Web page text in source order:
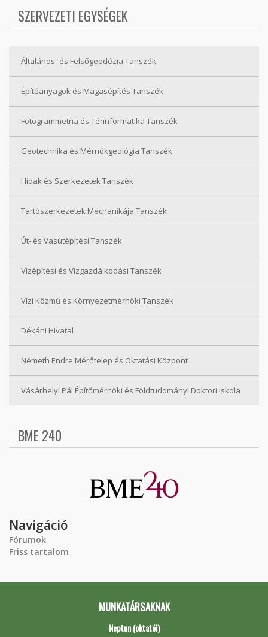
SZERVEZETI EGYSÉGEK
Általános- és Felsőgeodézia Tanszék
Építőanyagok és Magasépítés Tanszék
Fotogrammetria és Térinformatika Tanszék
Geotechnika és Mérnökgeológia Tanszék
Hidak és Szerkezetek Tanszék
Tartószerkezetek Mechanikája Tanszék
Út- és Vasútépítési Tanszék
Vízépítési és Vízgazdálkodási Tanszék
Vízi Közmű és Környezetmérnöki Tanszék
Dékáni Hivatal
Németh Endre Mérőtelep és Oktatási Központ
Vásárhelyi Pál Építőmérnöki és Földtudományi Doktori iskola
BME 240
Navigáció
Fórumok
Friss tartalom
MUNKATÁRSAKNAK
Neptun (oktatói)